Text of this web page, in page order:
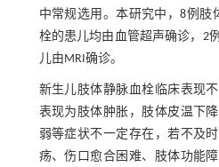
中常规选用。本研究中，8例肢
栓的患儿均由血管超声确诊，2
儿由MRI确诊。
新生儿肢体静脉血栓临床表现
表现为肢体肿胀，肢体皮温下
弱等症状不一定存在，若不及
疡、伤口愈合困难、肢体功能